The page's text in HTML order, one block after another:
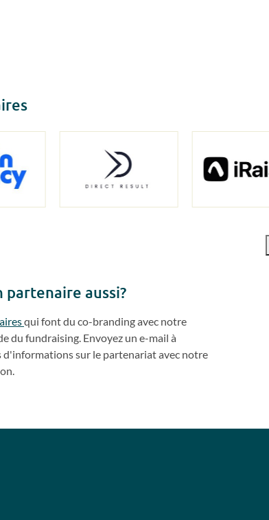
partenaire aussi?
qui font du co-branding avec notre
du fundraising. Envoyez un e-mail à
d'informations sur le partenariat avec notre